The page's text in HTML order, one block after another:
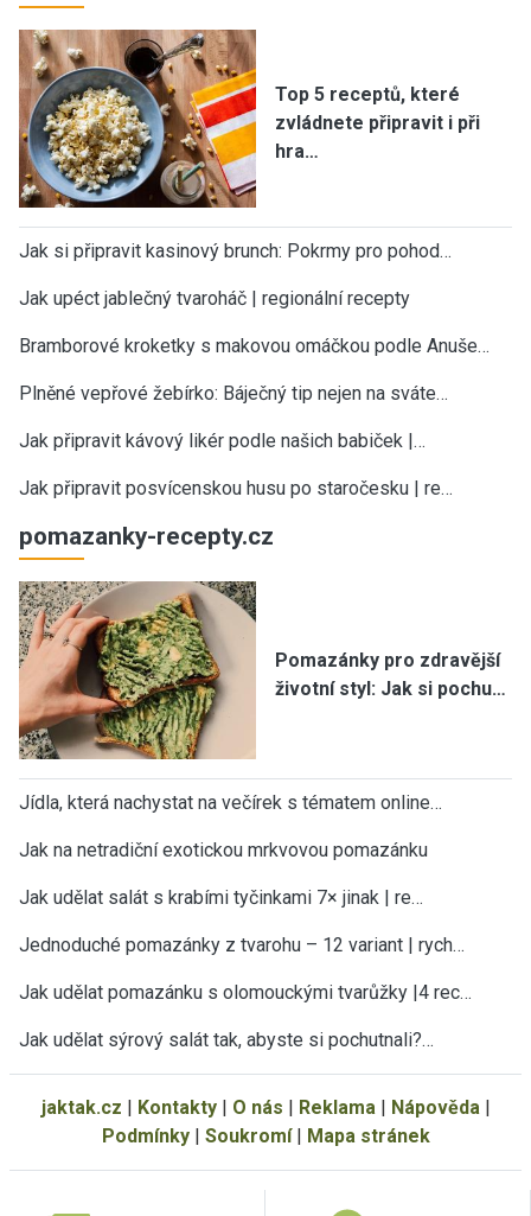
Top 5 receptů, které
zvládnete připravit i při
hra…
Jak si připravit kasinový brunch: Pokrmy pro pohod…
Jak upéct jablečný tvaroháč | regionální recepty
Bramborové kroketky s makovou omáčkou podle Anuše…
Plněné vepřové žebírko: Báječný tip nejen na sváte…
Jak připravit kávový likér podle našich babiček |…
Jak připravit posvícenskou husu po staročesku | re…
pomazanky-recepty.cz
Pomazánky pro zdravější
životní styl: Jak si pochu…
Jídla, která nachystat na večírek s tématem online…
Jak na netradiční exotickou mrkvovou pomazánku
Jak udělat salát s krabími tyčinkami 7× jinak | re…
Jednoduché pomazánky z tvarohu – 12 variant | rych…
Jak udělat pomazánku s olomouckými tvarůžky |4 rec…
Jak udělat sýrový salát tak, abyste si pochutnali?…
jaktak.cz | Kontakty| O nás | Reklama | Nápověda |
Podmínky| Soukromí| Mapa stránek